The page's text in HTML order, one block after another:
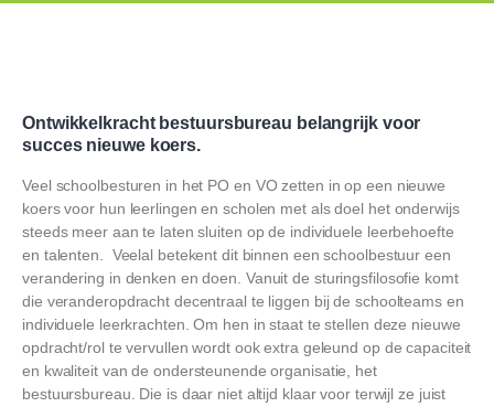
Ontwikkelkracht bestuursbureau belangrijk voor
succes nieuwe koers.
Veel schoolbesturen in het PO en VO zetten in op een nieuwe
koers voor hun leerlingen en scholen met als doel het onderwijs
steeds meer aan te laten sluiten op de individuele leerbehoefte
en talenten. Veelal betekent dit binnen een schoolbestuur een
verandering in denken en doen. Vanuit de sturingsfilosofie komt
die veranderopdracht decentraal te liggen bij de schoolteams en
individuele leerkrachten. Om hen in staat te stellen deze nieuwe
opdracht/rol te vervullen wordt ook extra geleund op de capaciteit
en kwaliteit van de ondersteunende organisatie, het
bestuursbureau. Die is daar niet altijd klaar voor terwijl ze juist